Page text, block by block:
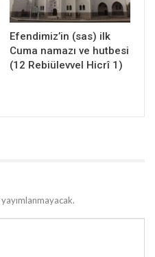
Efendimiz’in (sas) ilk
Cuma namazı ve hutbesi
(12 Rebiülevvel Hicrî 1)